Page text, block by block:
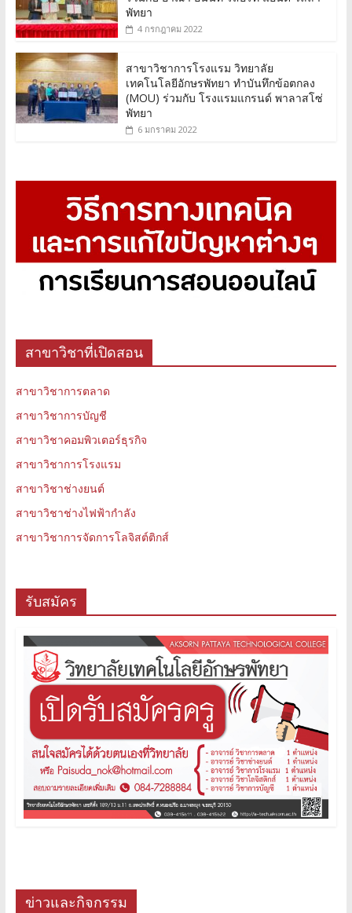
พัทยา
4 กรกฎาคม 2022
สาขาวิชาการโรงแรม วิทยาลัย
เทคโนโลยีอักษรพัทยา ทำบันทึกข้อตกลง
(MOU) ร่วมกับ โรงแรมแกรนด์ พาลาสโซ่
พัทยา
6 มกราคม 2022
สาขาวิชาที่เปิดสอน
สาขาวิชาการตลาด
สาขาวิชาการบัญชี
สาขาวิชาคอมพิวเตอร์ธุรกิจ
สาขาวิชาการโรงแรม
สาขาวิชาช่างยนต์
สาขาวิชาช่างไฟฟ้ากำลัง
สาขาวิชาการจัดการโลจิสต์ติกส์
รับสมัคร
ข่าวและกิจกรรม